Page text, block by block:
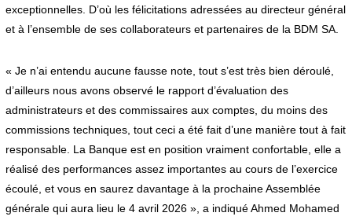
exceptionnelles. D’où les félicitations adressées au directeur général
et à l’ensemble de ses collaborateurs et partenaires de la BDM SA.
« Je n’ai entendu aucune fausse note, tout s’est très bien déroulé,
d’ailleurs nous avons observé le rapport d’évaluation des
administrateurs et des commissaires aux comptes, du moins des
commissions techniques, tout ceci a été fait d’une manière tout à fait
responsable. La Banque est en position vraiment confortable, elle a
réalisé des performances assez importantes au cours de l’exercice
écoulé, et vous en saurez davantage à la prochaine Assemblée
générale qui aura lieu le 4 avril 2026 », a indiqué Ahmed Mohamed